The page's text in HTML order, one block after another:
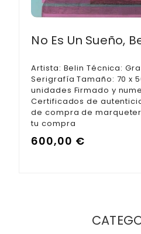
No Es Un Sueño,
Artista: Belin Técnica:
Serigrafía Tamaño: 70 x
unidades Firmado y
Certificados de
de compra de
tu compra
600,00 €